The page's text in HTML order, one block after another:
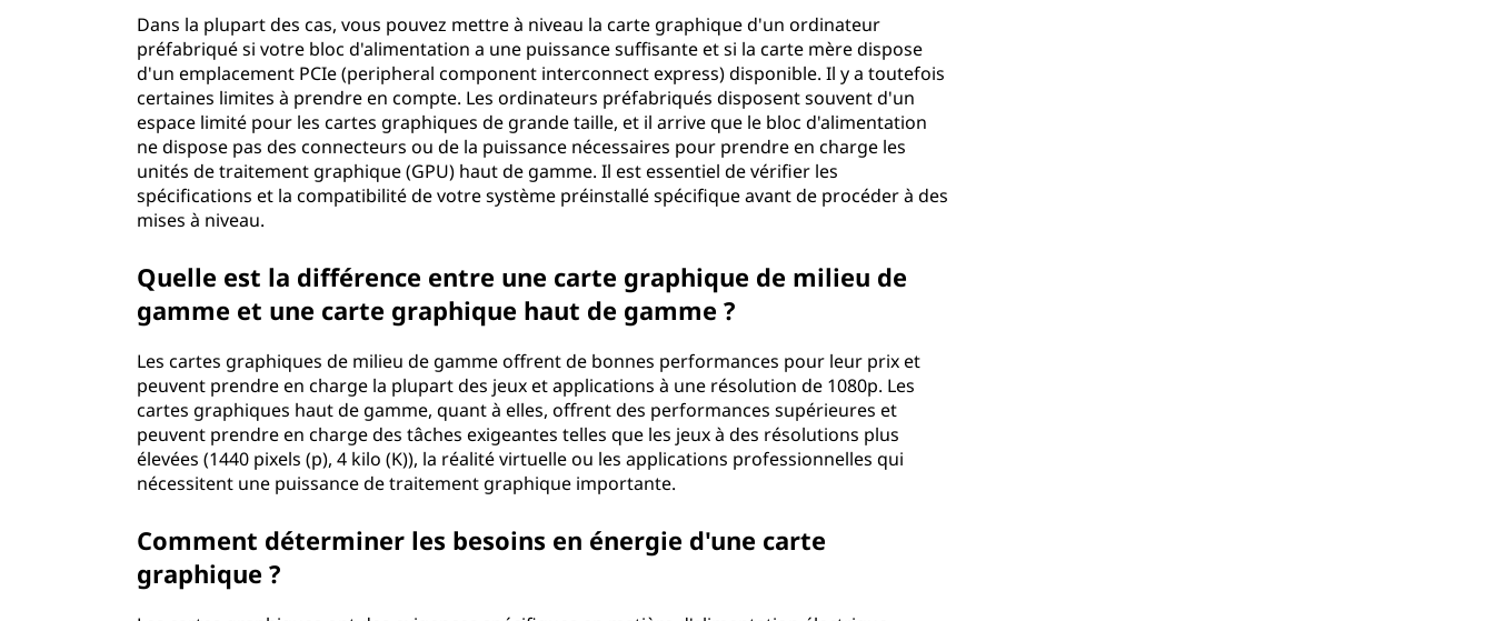
Dans la plupart des cas, vous pouvez mettre à niveau la carte graphique d'un ordinateur
préfabriqué si votre bloc d'alimentation a une puissance suffisante et si la carte mère dispose
d'un emplacement PCIe (peripheral component interconnect express) disponible. Il y a toutefois
certaines limites à prendre en compte. Les ordinateurs préfabriqués disposent souvent d'un
espace limité pour les cartes graphiques de grande taille, et il arrive que le bloc d'alimentation
ne dispose pas des connecteurs ou de la puissance nécessaires pour prendre en charge les
unités de traitement graphique (GPU) haut de gamme. Il est essentiel de vérifier les
spécifications et la compatibilité de votre système préinstallé spécifique avant de procéder à des
mises à niveau.
Quelle est la différence entre une carte graphique de milieu de
gamme et une carte graphique haut de gamme ?
Les cartes graphiques de milieu de gamme offrent de bonnes performances pour leur prix et
peuvent prendre en charge la plupart des jeux et applications à une résolution de 1080p. Les
cartes graphiques haut de gamme, quant à elles, offrent des performances supérieures et
peuvent prendre en charge des tâches exigeantes telles que les jeux à des résolutions plus
élevées (1440 pixels (p), 4 kilo (K)), la réalité virtuelle ou les applications professionnelles qui
nécessitent une puissance de traitement graphique importante.
Comment déterminer les besoins en énergie d'une carte
graphique ?